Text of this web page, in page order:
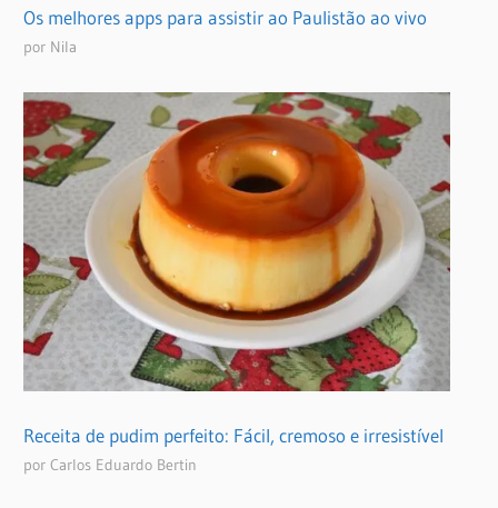
Os melhores apps para assistir ao Paulistão ao vivo
por Nila
Receita de pudim perfeito: Fácil, cremoso e irresistível
por Carlos Eduardo Bertin